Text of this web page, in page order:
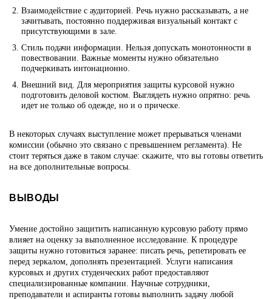
Взаимодействие с аудиторией. Речь нужно рассказывать, а не
зачитывать, постоянно поддерживая визуальный контакт с
присутствующими в зале.
Стиль подачи информации. Нельзя допускать монотонности в
повествовании. Важные моменты нужно обязательно
подчеркивать интонационно.
Внешний вид. Для мероприятия защиты курсовой нужно
подготовить деловой костюм. Выглядеть нужно опрятно: речь
идет не только об одежде, но и о прическе.
В некоторых случаях выступление может прерываться членами
комиссии (обычно это связано с превышением регламента). Не
стоит теряться даже в таком случае: скажите, что вы готовы ответить
на все дополнительные вопросы.
ВЫВОДЫ
Умение достойно защитить написанную курсовую работу прямо
влияет на оценку за выполненное исследование. К процедуре
защиты нужно готовиться заранее: писать речь, репетировать ее
перед зеркалом, дополнять презентацией. Услуги написания
курсовых и других студенческих работ предоставляют
специализированные компании. Научные сотрудники,
преподаватели и аспиранты готовы выполнить задачу любой